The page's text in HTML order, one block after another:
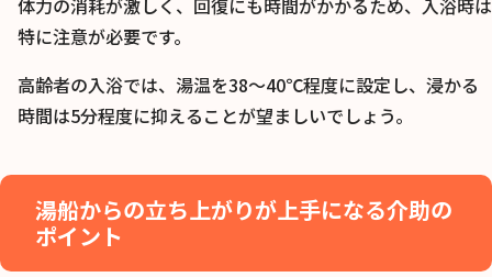
体力の消耗が激しく、回復にも時間がかかるため、入浴時は
特に注意が必要です。
高齢者の入浴では、湯温を38〜40℃程度に設定し、浸かる
時間は5分程度に抑えることが望ましいでしょう。
湯船からの立ち上がりが上手になる介助の
ポイント